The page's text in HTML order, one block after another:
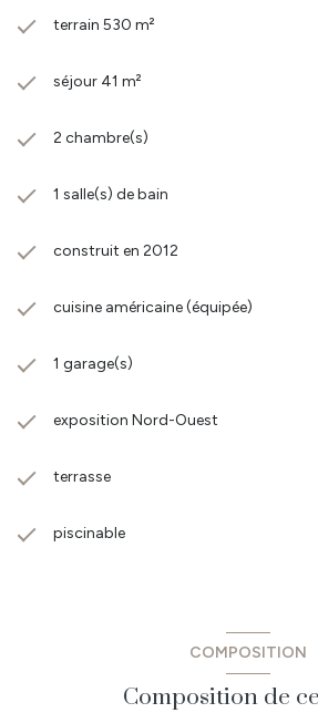
terrain 530 m²
séjour 41 m²
2 chambre(s)
1 salle(s) de bain
construit en 2012
cuisine américaine (équipée)
1 garage(s)
exposition Nord-Ouest
terrasse
piscinable
COMPOSITION
Composition de